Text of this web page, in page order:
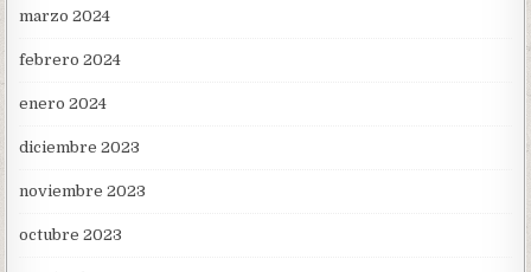
marzo 2024
febrero 2024
enero 2024
diciembre 2023
noviembre 2023
octubre 2023